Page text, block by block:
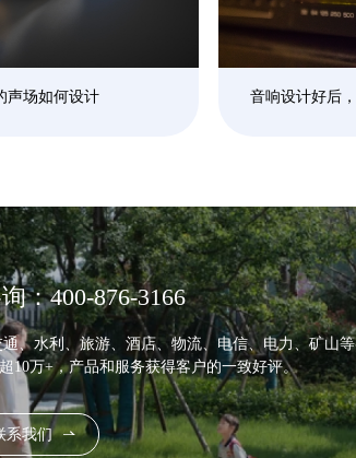
声场如何设计 音响设计好后
：400-876-3166
、水利、旅游、酒店、物流、电信、电力、矿山
10万+，产品和服务获得客户的一致好评。
系我们